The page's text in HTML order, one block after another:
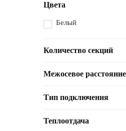
Цвета
Белый
Количество секций
Межосевое расстояние
Тип подключения
Теплоотдача